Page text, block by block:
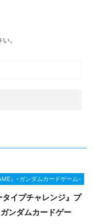
。
』-ガンダムカードゲーム-
タイプチャレンジ』プ
ンダムカードゲー